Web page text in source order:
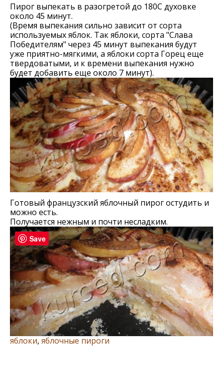
Пирог выпекать в разогретой до 180С духовке
около 45 минут.
(Время выпекания сильно зависит от сорта
используемых яблок. Так яблоки, сорта "Слава
Победителям" через 45 минут выпекания будут
уже приятно-мягкими, а яблоки сорта Горец еще
твердоватыми, и к времени выпекания нужно
будет добавить еще около 7 минут).
Готовый французский яблочный пирог остудить и
можно есть.
Получается нежным и почти несладким.
яблоки, яблочные пироги
Save